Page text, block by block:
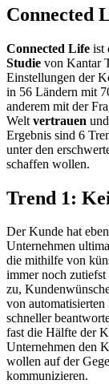
Connected
Connected Life ist
Studie von Kantar
Einstellungen der
in 56 Ländern mit
anderem mit der
Welt vertrauen
Ergebnis sind 6
unter den
schaffen wollen.
Trend 1:
Der Kunde hat
Unternehmen
die mithilfe von
immer noch
zu,
von
schneller
fast die Hälfte der
Unternehmen den
wollen auf der
kommunizieren.